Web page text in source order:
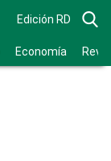
Edición RD
Economía